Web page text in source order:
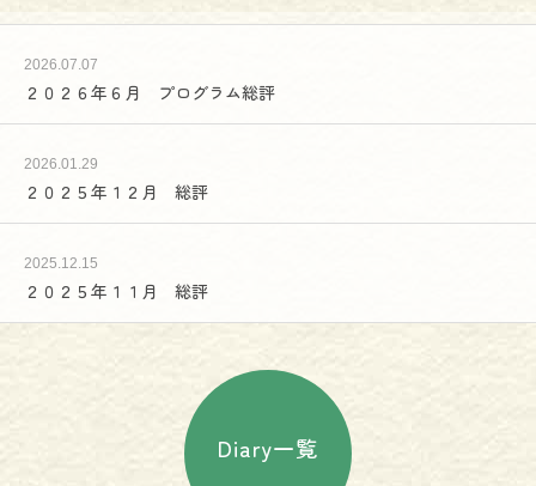
2026.07.07
２０２６年６月 プログラム総評
2026.01.29
２０２５年１２月 総評
2025.12.15
２０２５年１１月 総評
Diary一覧